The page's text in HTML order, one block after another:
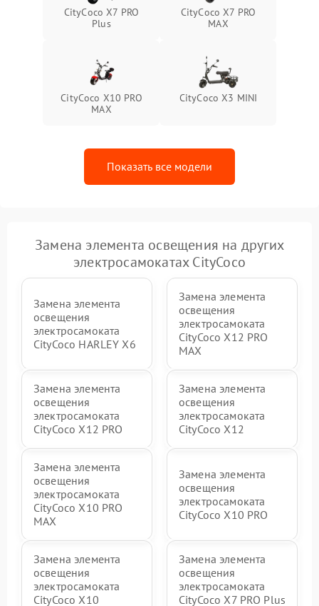
CityCoco X7 PRO
Plus
CityCoco X7 PRO
MAX
CityCoco X10 PRO
MAX
CityCoco X3 MINI
Показать все модели
Замена элемента освещения на других
электросамокатах CityCoco
Замена элемента
освещения
электросамоката
CityCoco HARLEY X6
Замена элемента
освещения
электросамоката
CityCoco X12 PRO
MAX
Замена элемента
освещения
электросамоката
CityCoco X12 PRO
Замена элемента
освещения
электросамоката
CityCoco X12
Замена элемента
освещения
электросамоката
CityCoco X10 PRO
MAX
Замена элемента
освещения
электросамоката
CityCoco X10 PRO
Замена элемента
освещения
электросамоката
CityCoco X10
Замена элемента
освещения
электросамоката
CityCoco X7 PRO Plus